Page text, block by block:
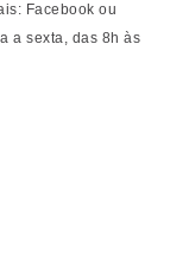
Facebook ou
a sexta, das 8h às